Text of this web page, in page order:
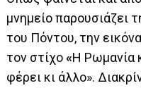
μνημείο παρουσιάζει
του Πόντου, την
τον στίχο«Η Ρωμανία
φέρει κι άλλο».